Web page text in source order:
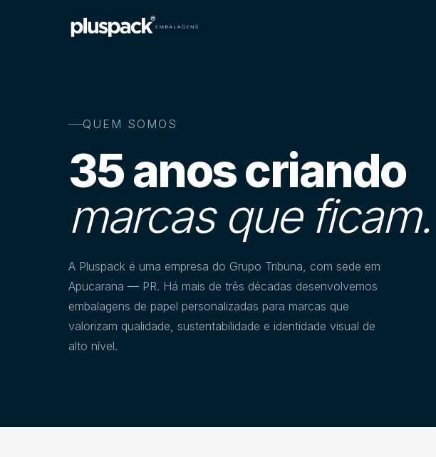
QUEM SOMOS
35 anos criando
marcas que ficam.
A Pluspack é uma empresa do Grupo Tribuna, com sede em
Apucarana — PR. Há mais de três décadas desenvolvemos
embalagens de papel personalizadas para marcas que
valorizam qualidade, sustentabilidade e identidade visual de
alto nível.